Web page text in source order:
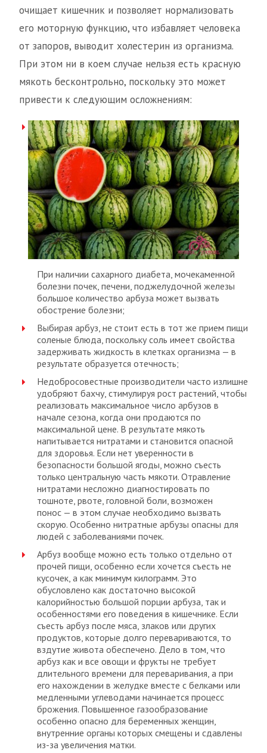
очищает кишечник и позволяет нормализовать
его моторную функцию, что избавляет человека
от запоров, выводит холестерин из организма.
При этом ни в коем случае нельзя есть красную
мякоть бесконтрольно, поскольку это может
привести к следующим осложнениям:
При наличии сахарного диабета, мочекаменной
болезни почек, печени, поджелудочной железы
большое количество арбуза может вызвать
обострение болезни;
Выбирая арбуз, не стоит есть в тот же прием пищи
соленые блюда, поскольку соль имеет свойства
задерживать жидкость в клетках организма — в
результате образуется отечность;
Недобросовестные производители часто излишне
удобряют бахчу, стимулируя рост растений, чтобы
реализовать максимальное число арбузов в
начале сезона, когда они продаются по
максимальной цене. В результате мякоть
напитывается нитратами и становится опасной
для здоровья. Если нет уверенности в
безопасности большой ягоды, можно съесть
только центральную часть мякоти. Отравление
нитратами несложно диагностировать по
тошноте, рвоте, головной боли, возможен
понос — в этом случае необходимо вызвать
скорую. Особенно нитратные арбузы опасны для
людей с заболеваниями почек.
Арбуз вообще можно есть только отдельно от
прочей пищи, особенно если хочется съесть не
кусочек, а как минимум килограмм. Это
обусловлено как достаточно высокой
калорийностью большой порции арбуза, так и
особенностями его поведения в кишечнике. Если
съесть арбуз после мяса, злаков или других
продуктов, которые долго перевариваются, то
вздутие живота обеспечено. Дело в том, что
арбуз как и все овощи и фрукты не требует
длительного времени для переваривания, а при
его нахождении в желудке вместе с белками или
медленными углеводами начинается процесс
брожения. Повышенное газообразование
особенно опасно для беременных женщин,
внутренние органы которых смещены и сдавлены
из-за увеличения матки.